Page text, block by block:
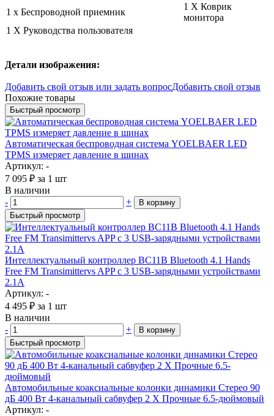
1 x Беспроводной приемник
1 X Коврик
монитора
1 X Руководства пользователя
Детали изображения:
Добавить свой отзыв или задать вопросДобавить свой отзыв
Похожие товары
Быстрый просмотр
Автоматическая беспроводная система YOELBAER LED
TPMS измеряет давление в шинах
Артикул: -
7 095 ₽ за 1 шт
В наличии
-
+
В корзину
Быстрый просмотр
Интеллектуальный контроллер BC11B Bluetooth 4.1 Hands
Free FM Transimittervs APP с 3 USB-зарядными устройствами
2.1A
Артикул: -
4 495 ₽ за 1 шт
В наличии
-
+
В корзину
Быстрый просмотр
Автомобильные коаксиальные колонки динамики Стерео 90
дБ 400 Вт 4-канальный сабвуфер 2 X Прочные 6.5-дюймовый
Артикул: -